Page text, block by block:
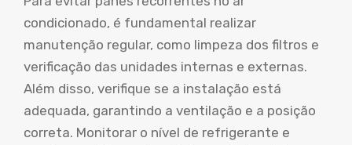
condicionado, é fundamental realizar
manutenção regular, como limpeza dos filtros e
verificação das unidades internas e externas.
Além disso, verifique se a instalação está
adequada, garantindo a ventilação e a posição
correta. Monitorar o nível de refrigerante e